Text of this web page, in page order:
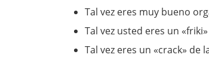
Tal vez eres muy bueno
Tal vez usted eres un
Tal vez eres un «crack» de